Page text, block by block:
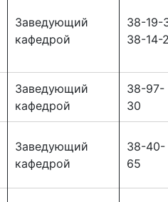
Заведующий
кафедрой
38-19-
38-14-
Заведующий
кафедрой
38-97-
30
Заведующий
кафедрой
38-40-
65